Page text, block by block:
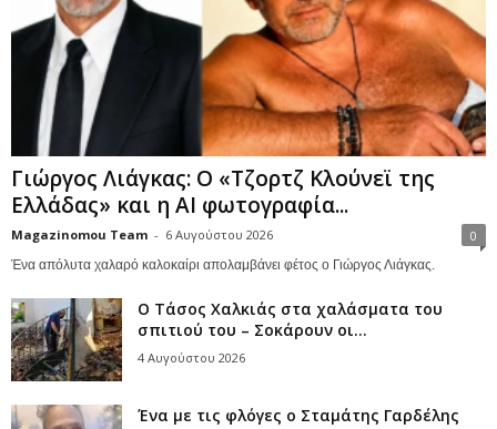
Γιώργος Λιάγκας: Ο «Τζορτζ Κλούνεϊ της
Ελλάδας» και η AI φωτογραφία...
Magazinomou Team - 6 Αυγούστου 2026 0
Ένα απόλυτα χαλαρό καλοκαίρι απολαμβάνει φέτος ο Γιώργος Λιάγκας.
Ο Τάσος Χαλκιάς στα χαλάσματα του
σπιτιού του – Σοκάρουν οι...
4 Αυγούστου 2026
Ένα με τις φλόγες ο Σταμάτης Γαρδέλης